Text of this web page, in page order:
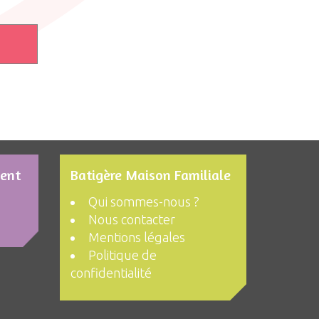
Batigère Maison Familiale
Qui sommes-nous ?
Nous contacter
Mentions légales
Politique de
confidentialité